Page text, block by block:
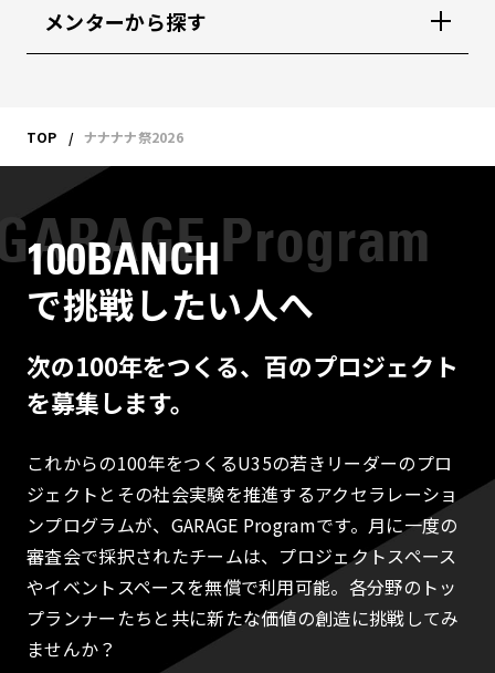
メンターから探す
TOP ナナナナ祭2026
100BANCH
で挑戦したい人へ
次の100年をつくる、百のプロジェクト
を募集します。
これからの100年をつくるU35の若きリーダーのプロ
ジェクトとその社会実験を推進するアクセラレーショ
ンプログラムが、GARAGE Programです。月に一度の
審査会で採択されたチームは、プロジェクトスペース
やイベントスペースを無償で利用可能。各分野のトッ
プランナーたちと共に新たな価値の創造に挑戦してみ
ませんか？